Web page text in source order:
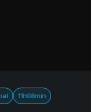
11h08min